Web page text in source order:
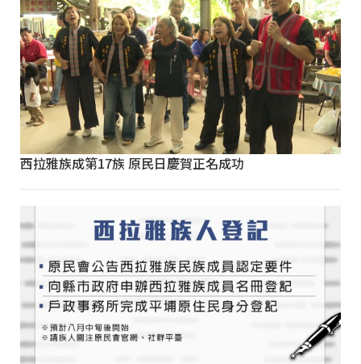
西拉雅族成第17族 原民日慶賀正名成功